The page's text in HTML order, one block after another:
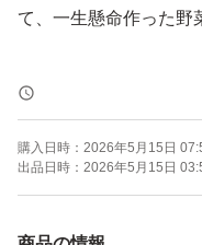
て、一生懸命作った野
にんにく 1kg
水分がたくさん含まれ
しょうゆ漬けなどして
購入日時： 2026年5月15日
出品日時： 2026年5月15日